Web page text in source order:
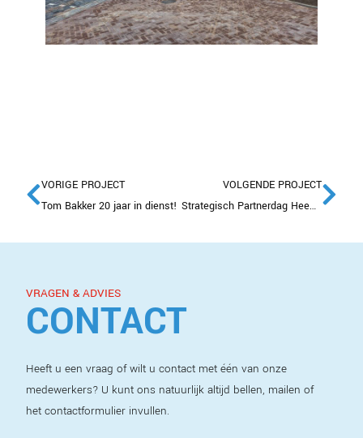
VORIGE PROJECT
Tom Bakker 20 jaar in dienst!
VOLGENDE PROJECT
Strategisch Partnerdag Heembouw groot succes
VRAGEN & ADVIES
CONTACT
Heeft u een vraag of wilt u contact met één van onze
medewerkers? U kunt ons natuurlijk altijd bellen, mailen of
het contactformulier invullen.